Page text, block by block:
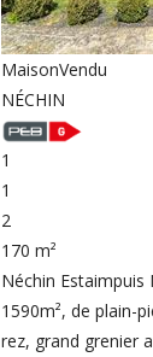
MaisonVendu
NÉCHIN
1
1
2
170 m²
Néchin
1590m², de plain-
rez, grand grenier